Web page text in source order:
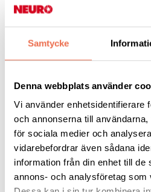
Samtycke
Denna webbplats använder
Vi använder enhetsidentifierare
och annonserna till
för sociala medier och
vidarebefordrar även sådana
information från din enhet till de
annons- och analysföretag som
Var:Vår lokal på Fatbursgatan 19,
Station (Länk till karta
Glöm inte att avanmäla dig om du